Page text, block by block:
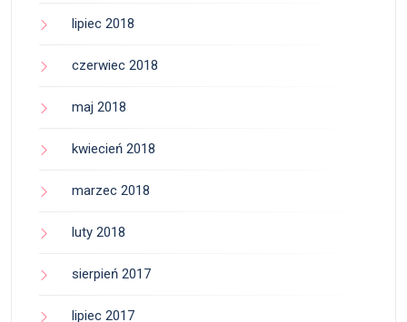
lipiec 2018
czerwiec 2018
maj 2018
kwiecień 2018
marzec 2018
luty 2018
sierpień 2017
lipiec 2017